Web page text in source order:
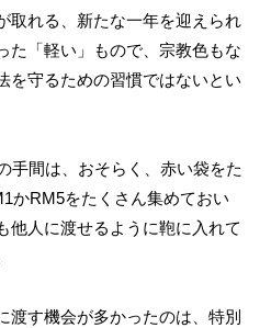
取れる、新たな一年を迎えられ
た「軽い」もので、宗教色もな
を守るための習慣ではないとい
手間は、おそらく、赤い袋をた
かRM5をたくさん集めておい
他人に渡せるように鞄に入れて
渡す機会が多かったのは、特別